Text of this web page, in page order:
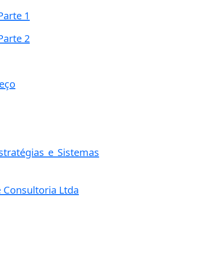
1
2
e Sistemas
Consultoria Ltda